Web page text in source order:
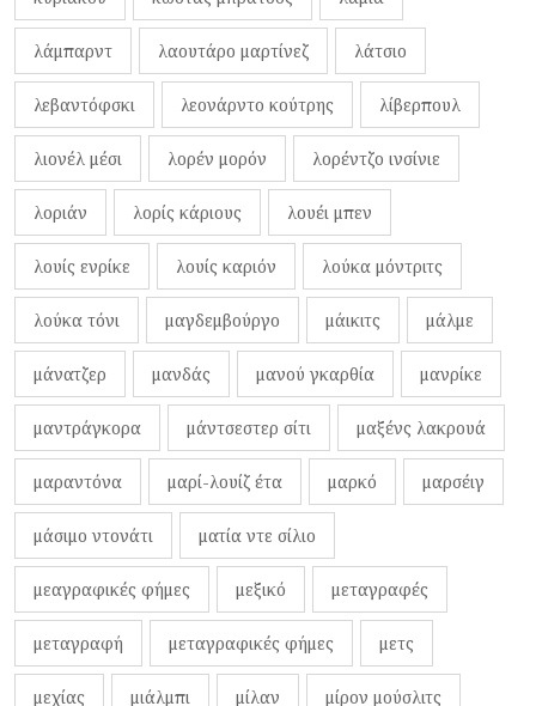
λάμπαρντ λαουτάρο μαρτίνεζ λάτσιο
λεβαντόφσκι λεονάρντο κούτρης λίβερπουλ
λιονέλ μέσι λορέν μορόν λορέντζο ινσίνιε
λοριάν λορίς κάριους λουέι μπεν
λουίς ενρίκε λουίς καριόν λούκα μόντριτς
λούκα τόνι μαγδεμβούργο μάικιτς μάλμε
μάνατζερ μανδάς μανού γκαρθία μανρίκε
μαντράγκορα μάντσεστερ σίτι μαξένς λακρουά
μαραντόνα μαρί-λουίζ έτα μαρκό μαρσέιγ
μάσιμο ντονάτι ματία ντε σίλιο
μεαγραφικές φήμες μεξικό μεταγραφές
μεταγραφή μεταγραφικές φήμες μετς
μεχίας μιάλμπι μίλαν μίρον μούσλιτς